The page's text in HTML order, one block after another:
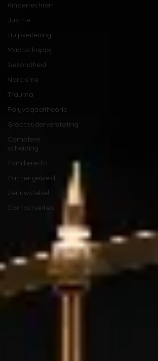
Kinderrechten
Justitie
Hulpverlening
Maatschappij
Gezondheid
Narcisme
Trauma
Polyvagaaltheorie
Grootouderverstoting
Complexe
scheiding
Familierecht
Partnergeweld
Zenuwstelsel
Contactverlies